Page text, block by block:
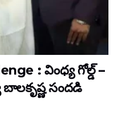
: వింధ్య గోల్డ్ –
సందడి